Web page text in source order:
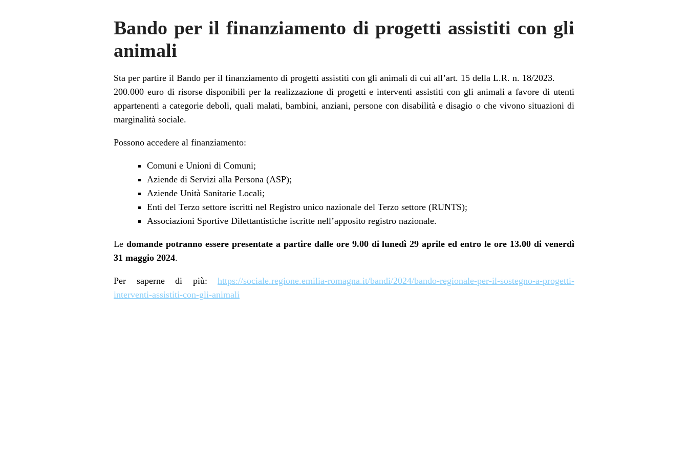
Bando per il finanziamento di progetti assistiti con gli
animali
Sta per partire il Bando per il finanziamento di progetti assistiti con gli animali di cui all’art. 15 della L.R. n. 18/2023.
200.000 euro di risorse disponibili per la realizzazione di progetti e interventi assistiti con gli animali a favore di utenti
appartenenti a categorie deboli, quali malati, bambini, anziani, persone con disabilità e disagio o che vivono situazioni di
marginalità sociale.
Possono accedere al finanziamento:
Comuni e Unioni di Comuni;
Aziende di Servizi alla Persona (ASP);
Aziende Unità Sanitarie Locali;
Enti del Terzo settore iscritti nel Registro unico nazionale del Terzo settore (RUNTS);
Associazioni Sportive Dilettantistiche iscritte nell’apposito registro nazionale.
Le domande potranno essere presentate a partire dalle ore 9.00 di lunedì 29 aprile ed entro le ore 13.00 di venerdì
31 maggio 2024.
Per saperne di più: https://sociale.regione.emilia-romagna.it/bandi/2024/bando-regionale-per-il-sostegno-a-progetti-
interventi-assistiti-con-gli-animali